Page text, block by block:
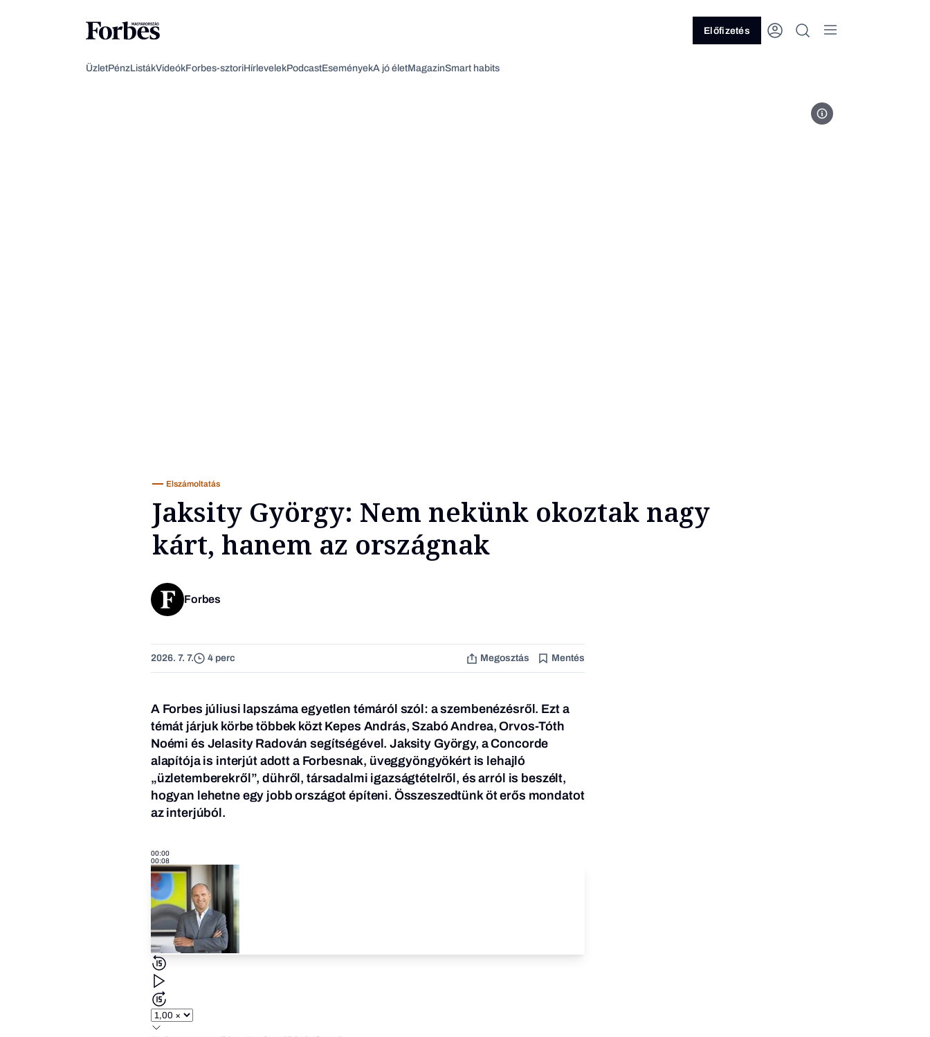
Előfizetés
ÜzletPénzListákVideókForbes-sztoriHírlevelekPodcastEseményekA jó életMagazinSmart habits
Fotó: Mohai Balázs
Elszámoltatás
Jaksity György: Nem nekünk okoztak nagy
kárt, hanem az országnak
Forbes
2026. 7. 7. 4 perc Megosztás Mentés
A Forbes júliusi lapszáma egyetlen témáról szól: a szembenézésről. Ezt a
témát járjuk körbe többek közt Kepes András, Szabó Andrea, Orvos-Tóth
Noémi és Jelasity Radován segítségével. Jaksity György, a Concorde
alapítója is interjút adott a Forbesnak, üveggyöngyökért is lehajló
„üzletemberekről”, dühről, társadalmi igazságtételről, és arról is beszélt,
hogyan lehetne egy jobb országot építeni. Összeszedtünk öt erős mondatot
az interjúból.
00:00
00:08